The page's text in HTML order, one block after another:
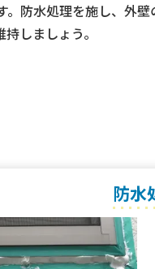
防水処理を施し、外壁
しましょう。
防水